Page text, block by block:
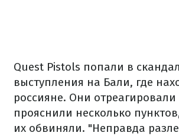
Quest Pistols попали в
выступления на Бали, где
россияне. Они отреагировали
прояснили несколько
их обвиняли. "Неправда